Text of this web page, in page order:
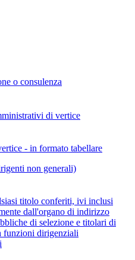
o consulenza
di vertice
- in formato tabellare
non generali)
titolo conferiti, ivi inclusi
dall'organo di indirizzo
di selezione e titolari di
funzioni dirigenziali